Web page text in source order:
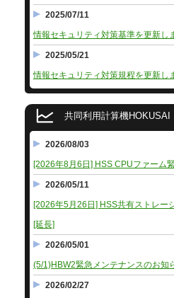
2025/07/11
情報セキュリティ対策基準を更新し
2025/05/21
情報セキュリティ対策規程を更新し
共同利用計算機HOKUSAI
2026/08/03
[2026年8月6日] HSS CPUファーム
2026/05/11
[2026年5月26日] HSS共有ストレー
[延長]
2026/05/01
(5/1)HBW2緊急メンテナンスのお知
2026/02/27